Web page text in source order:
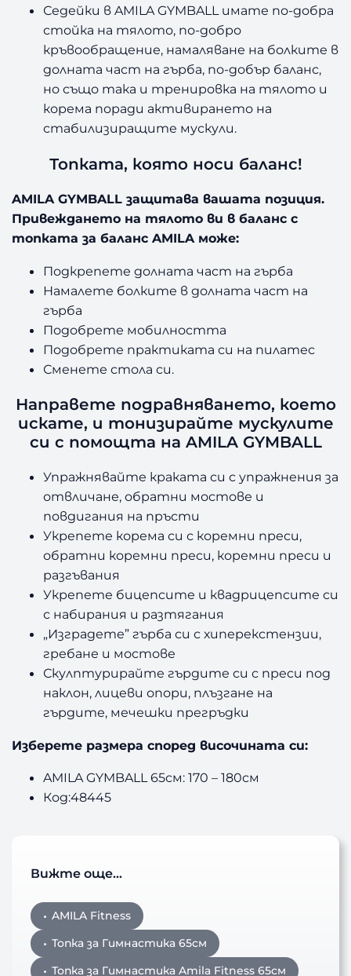
Седейки в AMILA GYMBALL имате по-добра
стойка на тялото, по-добро
кръвообращение, намаляване на болките в
долната част на гърба, по-добър баланс,
но също така и тренировка на тялото и
корема поради активирането на
стабилизиращите мускули.
Топката, която носи баланс!
AMILA GYMBALL защитава вашата позиция.
Привеждането на тялото ви в баланс с
топката за баланс AMILA може:
Подкрепете долната част на гърба
Намалете болките в долната част на
гърба
Подобрете мобилността
Подобрете практиката си на пилатес
Сменете стола си.
Направете подравняването, което
искате, и тонизирайте мускулите
си с помощта на AMILA GYMBALL
Упражнявайте краката си с упражнения за
отвличане, обратни мостове и
повдигания на пръсти
Укрепете корема си с коремни преси,
обратни коремни преси, коремни преси и
разгъвания
Укрепете бицепсите и квадрицепсите си
с набирания и разтягания
„Изградете” гърба си с хиперекстензии,
гребане и мостове
Скулптурирайте гърдите си с преси под
наклон, лицеви опори, плъзгане на
гърдите, мечешки прегръдки
Изберете размера според височината си:
AMILA GYMBALL 65см: 170 – 180см
Код:48445
Вижте още…
AMILA Fitness
Топка за Гимнастика 65см
Топка за Гимнастика Amila Fitness 65см